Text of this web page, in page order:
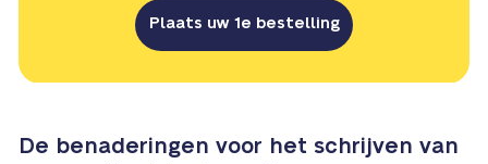
Plaats uw 1e bestelling
De benaderingen voor het schrijven van